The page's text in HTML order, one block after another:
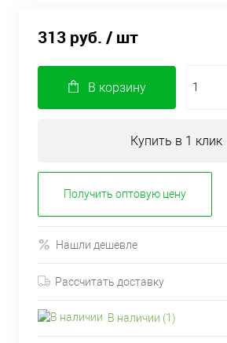
313 руб. / шт
В корзину
Купить в 1 клик
Получить оптовую цену
Нашли дешевле
Рассчитать доставку
В наличии (1)